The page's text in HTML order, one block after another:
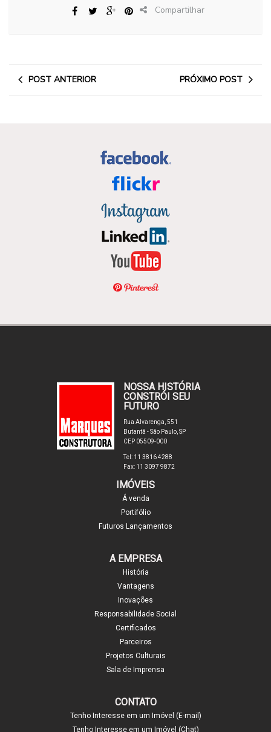
Compartilhar
POST ANTERIOR PRÓXIMO POST
NOSSA HISTÓRIA
CONSTRÓI SEU
FUTURO
Rua Alvarenga, 551
Butantã - São Paulo, SP
CEP 05509-000
Tel: 11 3816 4288
Fax: 11 3097 9872
IMÓVEIS
Á venda
Portifólio
Futuros Lançamentos
A EMPRESA
História
Vantagens
Inovações
Responsabilidade Social
Certificados
Parceiros
Projetos Culturais
Sala de Imprensa
CONTATO
Tenho Interesse em um Imóvel (E-mail)
Tenho Interesse em um Imóvel (Chat)